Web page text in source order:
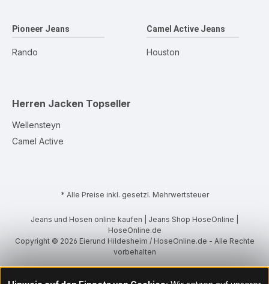
Pioneer Jeans
Rando
Camel Active Jeans
Houston
Herren Jacken Topseller
Wellensteyn
Camel Active
* Alle Preise inkl. gesetzl. Mehrwertsteuer
Jeans und Hosen online kaufen | Jeans Shop HoseOnline |
HoseOnline.de
Copyright © 2026 Eierund Hildesheim / HoseOnline.de - Alle Rechte
vorbehalten